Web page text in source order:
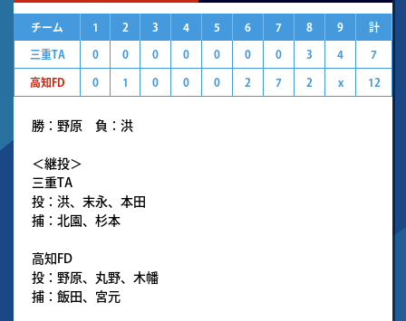
チーム 1 2 3 4 5 6 7 8 9 計
三重TA 0 0 0 0 0 0 0 3 4 7
高知FD 0 1 0 0 0 2 7 2 x 12
勝：野原 負：洪
＜継投＞
三重TA
投：洪、末永、本田
捕：北園、杉本
高知FD
投：野原、丸野、木幡
捕：飯田、宮元